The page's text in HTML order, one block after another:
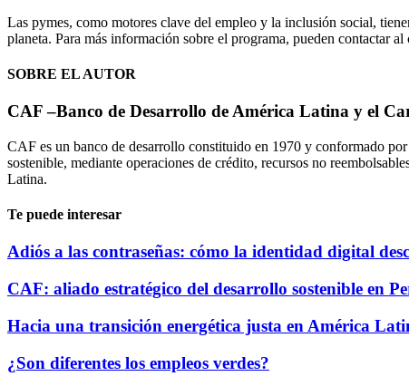
Las pymes, como motores clave del empleo y la inclusión social,
planeta. Para más información sobre el programa, pueden contactar
SOBRE EL AUTOR
CAF –Banco de Desarrollo de América Latina y el
CAF es un banco de desarrollo constituido en 1970 y conformado
sostenible, mediante operaciones de crédito, recursos no
Latina.
Te puede interesar
Adiós a las contraseñas: cómo la identidad digital
CAF: aliado estratégico del desarrollo sostenible en
Hacia una transición energética justa en América
¿Son diferentes los empleos verdes?